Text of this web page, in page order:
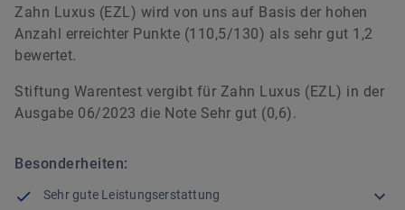
Zahn Luxus (EZL) wird von uns auf Basis der hohen
Anzahl erreichter Punkte (110,5/130) als sehr gut 1,2
bewertet.
Stiftung Warentest vergibt für Zahn Luxus (EZL) in der
Ausgabe 06/2023 die Note Sehr gut (0,6).
Besonderheiten:
Sehr gute Leistungserstattung